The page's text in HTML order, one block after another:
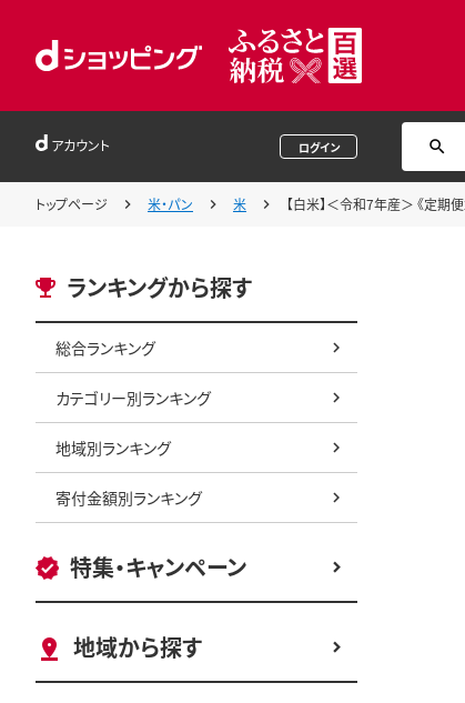
アカウント ログイン
トップページ 米・パン 米 【白米】＜令和7年産＞ 《定
ランキングから探す
総合ランキング
カテゴリー別ランキング
地域別ランキング
寄付金額別ランキング
特集・キャンペーン
地域から探す